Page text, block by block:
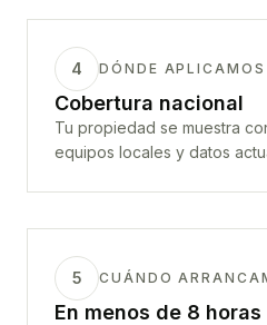
4 DÓNDE APLICAMOS
Cobertura nacional
Tu propiedad se muestra
equipos locales y datos
5 CUÁNDO
En menos de 8 horas